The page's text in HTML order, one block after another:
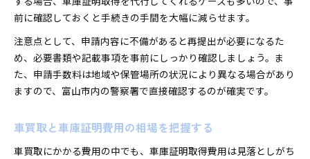
前に確認しておくと手続きの手間を大幅に減らせます。
注意点として、申請内容に不備があると再提出が必要になるた
め、必要書類や記載事項を事前にしっかり確認しましょう。ま
た、申請手数料は地域や保管場所の状況により異なる場合があり
ますので、富山市内の警察署で直接確認するのが確実です。
車買取と車庫証明費用の相場を把握する
車買取にかかる費用の中でも、車庫証明取得費用は見落としがち